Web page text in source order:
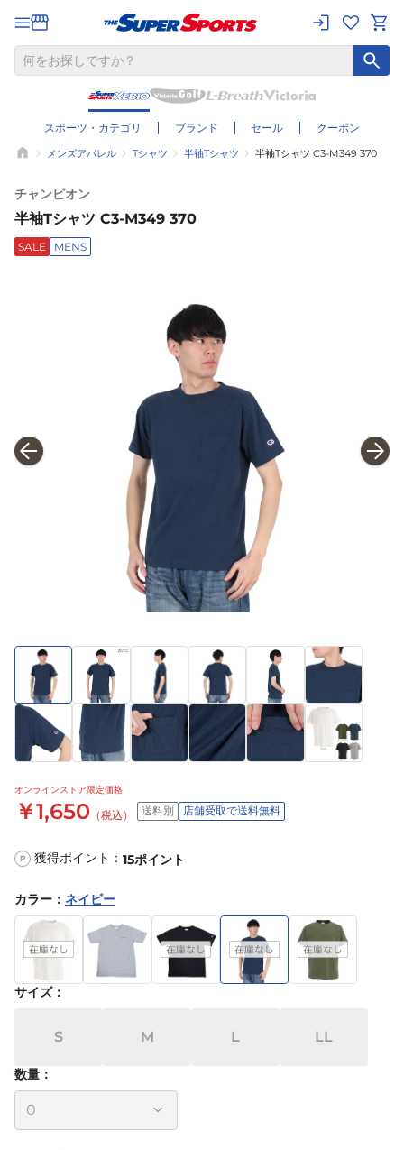
スポーツ・カテゴリ ブランド セール クーポン
メンズアパレル Tシャツ 半袖Tシャツ 半袖Tシャツ C3-M349 370
チャンピオン
半袖Tシャツ C3-M349 370
SALE MENS
オンラインストア限定価格
￥1,650 （税込） 送料別 店舗受取で送料無料
P 獲得ポイント： 15ポイント
カラー ： ネイビー
サイズ：
S M L LL
数量：